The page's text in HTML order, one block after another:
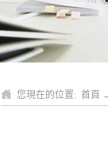
您現在的位置: 首頁